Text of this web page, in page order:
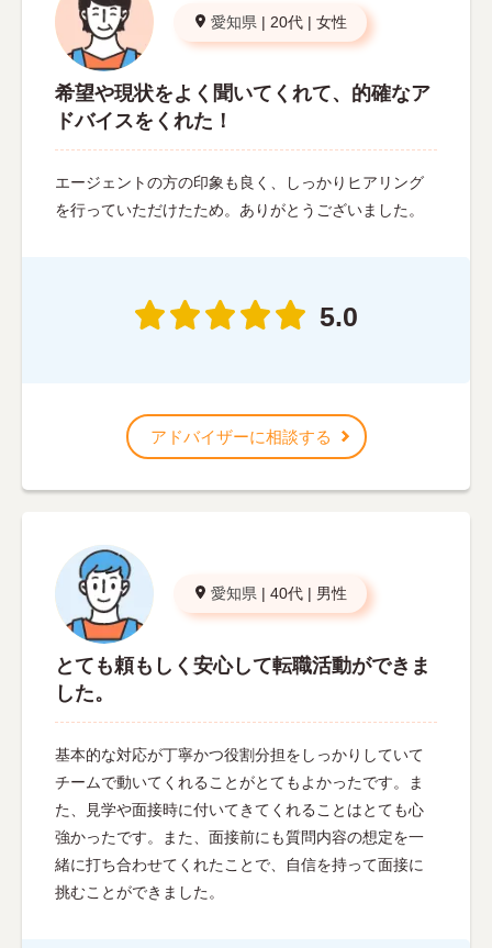
愛知県 | 20代 | 女性
希望や現状をよく聞いてくれて、的確なア
ドバイスをくれた！
エージェントの方の印象も良く、しっかりヒアリング
を行っていただけたため。ありがとうございました。
5.0
アドバイザーに相談する
愛知県 | 40代 | 男性
とても頼もしく安心して転職活動ができま
した。
基本的な対応が丁寧かつ役割分担をしっかりしていて
チームで動いてくれることがとてもよかったです。ま
た、見学や面接時に付いてきてくれることはとても心
強かったです。また、面接前にも質問内容の想定を一
緒に打ち合わせてくれたことで、自信を持って面接に
挑むことができました。